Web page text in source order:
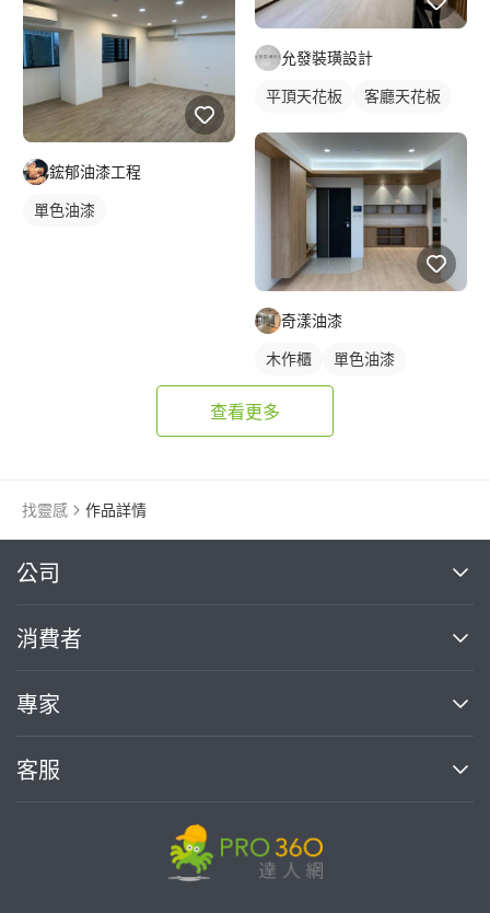
冷氣盒
鋐郁油漆工程
單色油漆
允發裝璜設計
平頂天花板 客廳天花板
奇漾油漆
木作櫃 單色油漆
查看更多
找靈感 作品詳情
公司
關於我們
部落格
加入我們
消費者
買服務
熱門服務
專家
案件中心
客服
繼續完成